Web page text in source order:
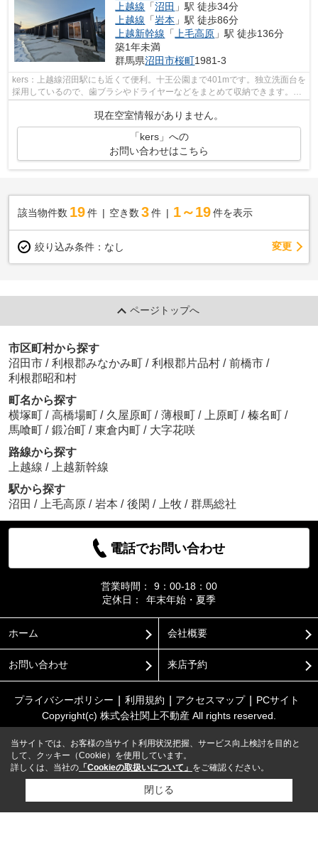
上越線 「沼田 」駅 徒歩34分
上越線 「岩本 」駅 徒歩86分
上越新幹線 「上毛高原 」駅 徒歩136分
築1年未満
群馬県沼田市桜町1981-3
kers：上越線沼田駅にも近くて便利。十王公園まで401mです。独立洗面台を
採用しているので、歯ブラシやドライヤーなどをまとめて収納できます。専
現在空室情報がありません。
「kers」への
お問い合わせはこちら
該当物件数 19件 空き数 3 件 1～19 件を表示
絞り込み条件： なし 変更
ページトップへ
市区町村から探す
沼田市 / 利根郡みなかみ町 / 利根郡片品村 / 前橋市 /
利根郡昭和村
町名から探す
横塚町 / 高橋場町 / 久屋原町 / 薄根町 / 上原町 / 榛名町 /
馬喰町 / 鍛冶町 / 東倉内町 / 大字花咲
路線から探す
上越線 /
上越新幹線
駅から探す
沼田 / 上毛高原 / 岩本 / 後閑 / 上牧 / 群馬総社
電話でお問い合わせ
営業時間：
9：00-18：00
定休日：
年末年始・夏季
ホーム 会社概要
お問い合わせ 来店予約
プライバシーポリシー 利用規約 アクセスマップ
PCサイト
Copyright(c) 株式会社関上不動産 All rights reserved.
当サイトでは、お客様の当サイト利用状況把握、サービス向上検討を目的と
して、クッキー（Cookie）を使用しています。
詳しくは、当社の 「Cookieの取扱いについて」 をご確認ください。
閉じる